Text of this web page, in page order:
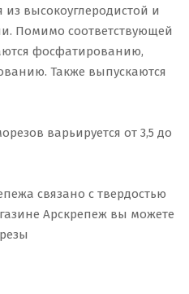
высокоуглеродистой и
Помимо соответствующей
фосфатированию,
Также выпускаются
варьируется от 3,5 до
связано с твердостью
Арскрепеж вы можете